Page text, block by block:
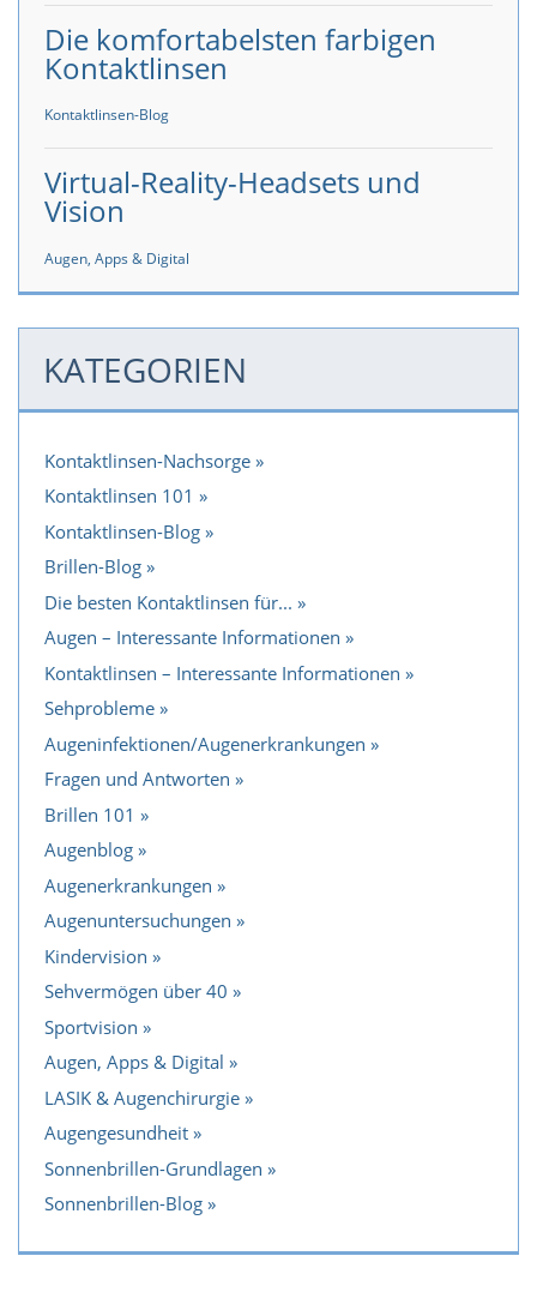
Die komfortabelsten farbigen
Kontaktlinsen
Kontaktlinsen-Blog
Virtual-Reality-Headsets und
Vision
Augen, Apps & Digital
KATEGORIEN
Kontaktlinsen-Nachsorge
Kontaktlinsen 101
Kontaktlinsen-Blog
Brillen-Blog
Die besten Kontaktlinsen für...
Augen – Interessante Informationen
Kontaktlinsen – Interessante Informationen
Sehprobleme
Augeninfektionen/Augenerkrankungen
Fragen und Antworten
Brillen 101
Augenblog
Augenerkrankungen
Augenuntersuchungen
Kindervision
Sehvermögen über 40
Sportvision
Augen, Apps & Digital
LASIK & Augenchirurgie
Augengesundheit
Sonnenbrillen-Grundlagen
Sonnenbrillen-Blog